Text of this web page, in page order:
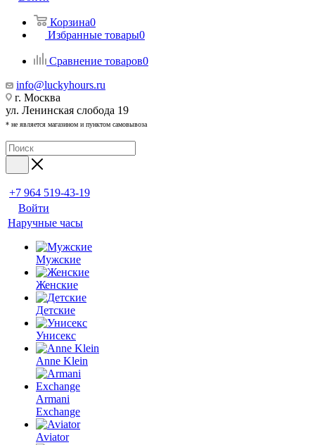
Корзина0
Избранные товары0
Сравнение товаров0
info@luckyhours.ru
г. Москва
ул. Ленинская слобода 19
* не является магазином и пунктом самовывоза
+7 964 519-43-19
Войти
Наручные часы
Мужские
Женские
Детские
Унисекс
Anne Klein
Armani
Exchange
Aviator